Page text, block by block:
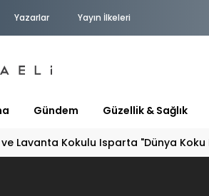
Yazarlar Yayın İlkeleri
Gündem Güzellik & Sağlık
Lavanta Kokulu Isparta "Dünya Koku